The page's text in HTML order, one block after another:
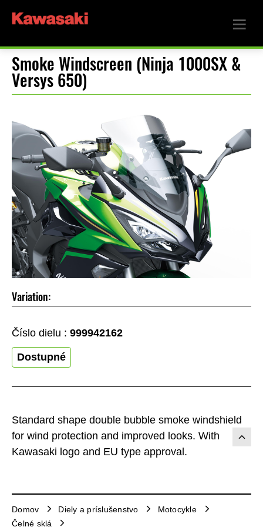
Smoke Windscreen (Ninja 1000SX &
Versys 650)
Standard shape double bubble smoke windshield
for wind protection and improved looks. With
Kawasaki logo and EU type approval.
Variation:
Číslo dielu : 999942162
Dostupné
Domov Diely a príslušenstvo
Motocykle
Čelné sklá